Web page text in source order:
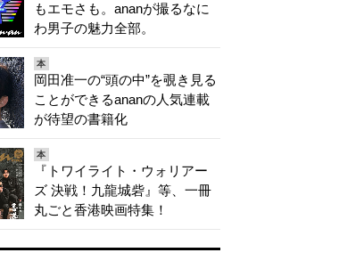
もエモさも。ananが撮るなに
わ男子の魅力全部。
本
岡田准一の“頭の中”を覗き見る
ことができるananの人気連載
が待望の書籍化
本
『トワイライト・ウォリアー
ズ 決戦！九龍城砦』等、一冊
丸ごと香港映画特集！